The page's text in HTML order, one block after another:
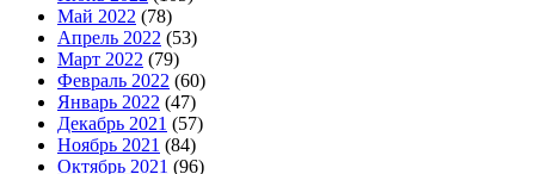
Май 2022 (78)
Апрель 2022 (53)
Март 2022 (79)
Февраль 2022 (60)
Январь 2022 (47)
Декабрь 2021 (57)
Ноябрь 2021 (84)
Октябрь 2021 (96)